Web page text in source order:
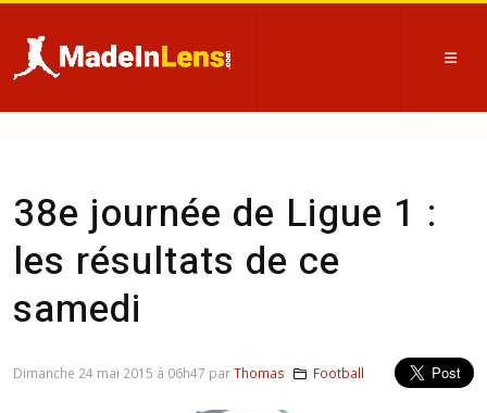
38e journée de Ligue 1 :
les résultats de ce
samedi
Dimanche 24 mai 2015 à 06h47 parThomas Football